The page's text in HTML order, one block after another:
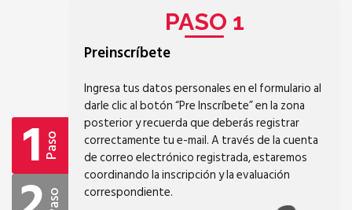
1 Paso
Paso
PASO 1
Preinscríbete
Ingresa tus datos personales en el formulario al
darle clic al botón “Pre Inscríbete” en la zona
posterior y recuerda que deberás registrar
correctamente tu e-mail. A través de la cuenta
de correo electrónico registrada, estaremos
coordinando la inscripción y la evaluación
correspondiente.